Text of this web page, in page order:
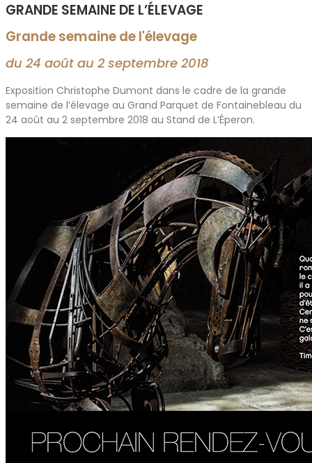
GRANDE SEMAINE DE L’ÉLEVAGE
Grande semaine de l'élevage
du 24 août au 2 septembre 2018
Exposition Christophe Dumont dans le cadre de la grande
semaine de l’élevage au Grand Parquet de Fontainebleau du
24 août au 2 septembre 2018 au Stand de L’Éperon.